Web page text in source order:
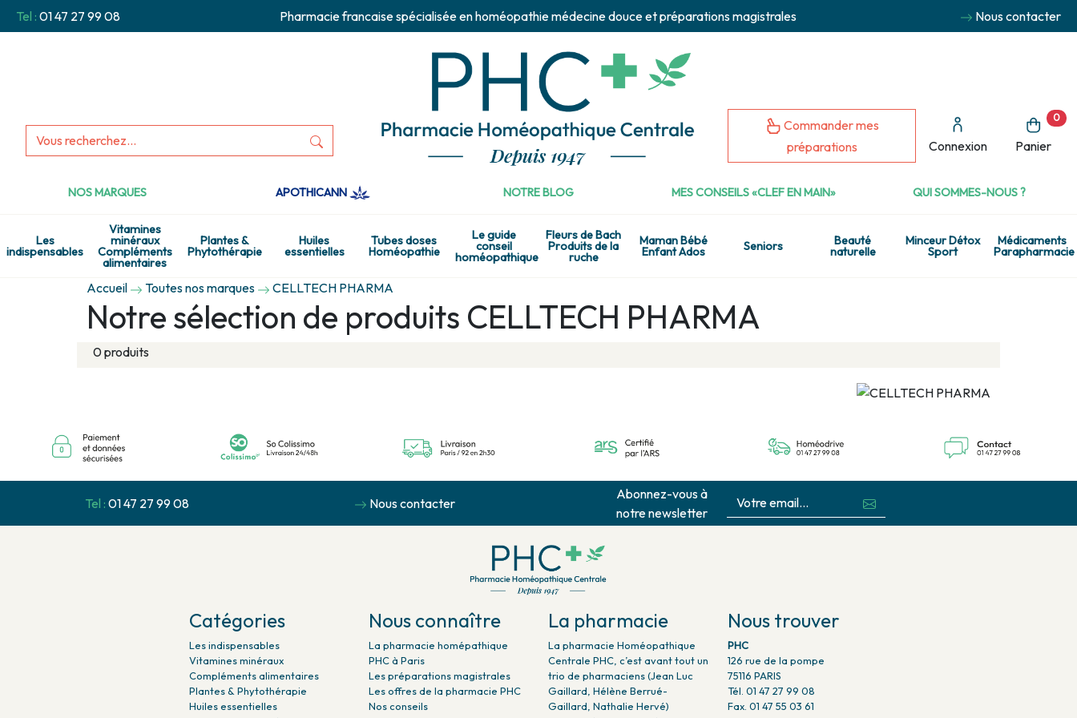
Tel : 01 47 27 99 08 Pharmacie francaise spécialisée en homéopathie médecine douce et préparations magistrales Nous contacter
Commander mes
préparations
Connexion Panier
0
NOS MARQUES APOTHICANN NOTRE BLOG MES CONSEILS «CLEF EN MAIN» QUI SOMMES-NOUS ?
Les
indispensables
Vitamines
minéraux
Compléments
alimentaires
Plantes &
Phytothérapie
Huiles
essentielles
Tubes doses
Homéopathie
Le guide
conseil
homéopathique
Fleurs de Bach
Produits de la
ruche
Maman Bébé
Enfant Ados Seniors Beauté
naturelle
Minceur Détox
Sport
Médicaments
Parapharmacie
Accueil Toutes nos marques CELLTECH PHARMA
Notre sélection de produits CELLTECH PHARMA
0 produits
Tel : 01 47 27 99 08 Nous contacter
Abonnez-vous à
notre newsletter
Catégories
Les indispensables
Vitamines minéraux
Compléments alimentaires
Plantes & Phytothérapie
Huiles essentielles
Nous connaître
La pharmacie homépathique
PHC à Paris
Les préparations magistrales
Les offres de la pharmacie PHC
Nos conseils
La pharmacie
La pharmacie Homéopathique
Centrale PHC, c’est avant tout un
trio de pharmaciens (Jean Luc
Gaillard, Hélène Berrué-
Gaillard, Nathalie Hervé)
Nous trouver
PHC
126 rue de la pompe
75116 PARIS
Tél. 01 47 27 99 08
Fax. 01 47 55 03 61